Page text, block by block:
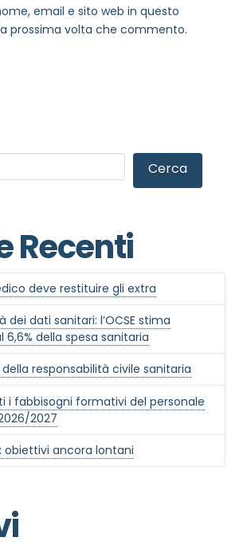
email e sito web in questo
prossima volta che commento.
Cerca
Recenti
deve restituire gli extra
dei dati sanitari: l’OCSE stima
6,6% della spesa sanitaria
responsabilità civile sanitaria
i fabbisogni formativi del personale
2027
obiettivi ancora lontani